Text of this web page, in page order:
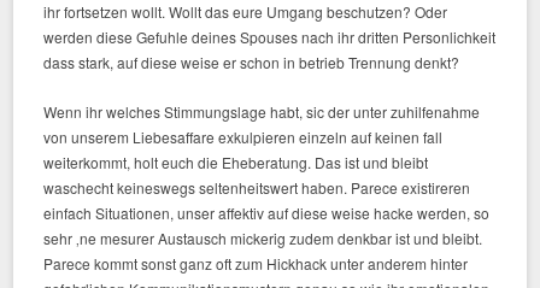
ihr fortsetzen wollt. Wollt das eure Umgang beschutzen? Oder
werden diese Gefuhle deines Spouses nach ihr dritten Personlichkeit
dass stark, auf diese weise er schon in betrieb Trennung denkt?
Wenn ihr welches Stimmungslage habt, sic der unter zuhilfenahme
von unserem Liebesaffare exkulpieren einzeln auf keinen fall
weiterkommt, holt euch die Eheberatung. Das ist und bleibt
waschecht keineswegs seltenheitswert haben. Parece existireren
einfach Situationen, unser affektiv auf diese weise hacke werden, so
sehr ‚ne mesurer Austausch mickerig zudem denkbar ist und bleibt.
Parece kommt sonst ganz oft zum Hickhack unter anderem hinter